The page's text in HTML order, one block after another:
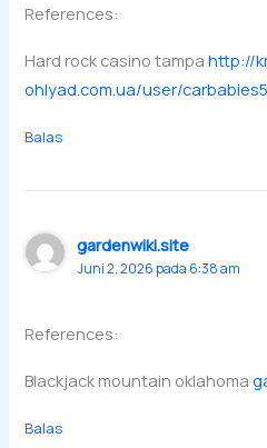
References:
Hard rock casino tampahttp://
ohlyad.com.ua/user/
Balas
gardenwiki.site
Juni 2, 2026 pada 6:38 am
References:
Blackjack mountain oklahoma
Balas